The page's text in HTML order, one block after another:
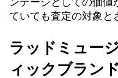
ていても査定の対象と
ラッドミュー
ィックブラン